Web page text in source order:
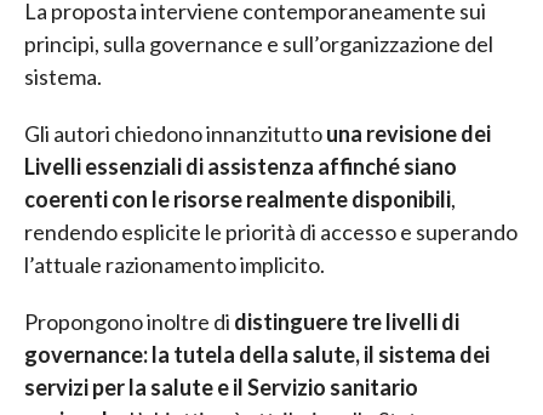
La proposta interviene contemporaneamente sui
principi, sulla governance e sull’organizzazione del
sistema.
Gli autori chiedono innanzituttouna revisione dei
Livelli essenziali di assistenza affinché siano
coerenti con le risorse realmente disponibili,
rendendo esplicite le priorità di accesso e superando
l’attuale razionamento implicito.
Propongono inoltre di distinguere tre livelli di
governance: la tutela della salute, il sistema dei
servizi per la salute e il Servizio sanitario